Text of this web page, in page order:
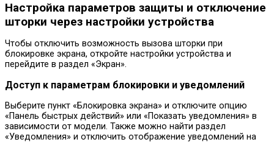
Настройка параметров защиты и отключение
шторки через настройки устройства
Чтобы отключить возможность вызова шторки при
блокировке экрана, откройте настройки устройства и
перейдите в раздел «Экран».
Доступ к параметрам блокировки и уведомлений
Выберите пункт «Блокировка экрана» и отключите опцию
«Панель быстрых действий» или «Показать уведомления» в
зависимости от модели. Также можно найти раздел
«Уведомления» и отключить отображение уведомлений на